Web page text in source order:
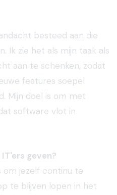
besteed aan die
Ik zie het als mijn taak als
aan te schenken, zodat
features soepel
Mijn doel is om met
software vlot in
geven?
om jezelf continu te
te blijven lopen in het